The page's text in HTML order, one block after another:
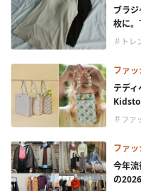
ブラ
枚に。
＃トレ
ファ
テデ
＃ファ
ファ
今年
の